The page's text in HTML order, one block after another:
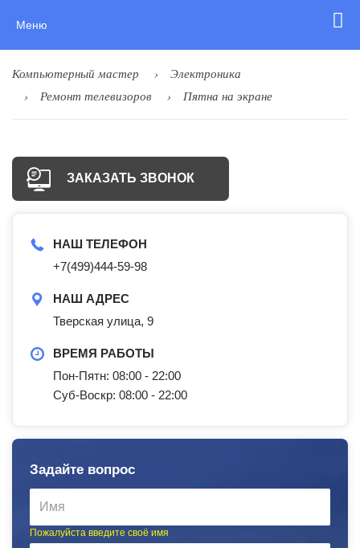
Меню
Компьютерный мастер
Электроника
Ремонт телевизоров
Пятна на экране
ЗАКАЗАТЬ ЗВОНОК
НАШ ТЕЛЕФОН
+7(499)444-59-98
НАШ АДРЕС
Тверская улица, 9
ВРЕМЯ РАБОТЫ
Пон-Пятн: 08:00 - 22:00
Суб-Воскр: 08:00 - 22:00
Задайте вопрос
Пожалуйста введите своё имя